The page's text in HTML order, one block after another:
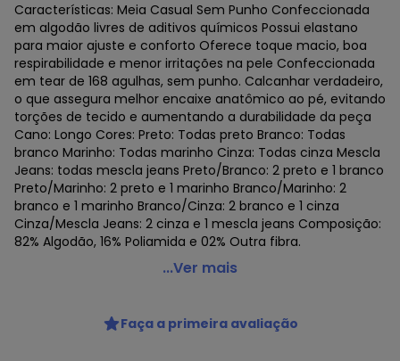
Características: Meia Casual Sem Punho Confeccionada
em algodão livres de aditivos químicos Possui elastano
para maior ajuste e conforto Oferece toque macio, boa
respirabilidade e menor irritações na pele Confeccionada
em tear de 168 agulhas, sem punho. Calcanhar verdadeiro,
o que assegura melhor encaixe anatômico ao pé, evitando
torções de tecido e aumentando a durabilidade da peça
Cano: Longo Cores: Preto: Todas preto Branco: Todas
branco Marinho: Todas marinho Cinza: Todas cinza Mescla
Jeans: todas mescla jeans Preto/Branco: 2 preto e 1 branco
Preto/Marinho: 2 preto e 1 marinho Branco/Marinho: 2
branco e 1 marinho Branco/Cinza: 2 branco e 1 cinza
Cinza/Mescla Jeans: 2 cinza e 1 mescla jeans Composição:
82% Algodão, 16% Poliamida e 02% Outra fibra.
Lupo - Kit com 3 pares de Meias sem Punho Casual Lupo
Código do produto: 24172540
Colecao : SOCIAL
...Ver mais
Faça a primeira avaliação